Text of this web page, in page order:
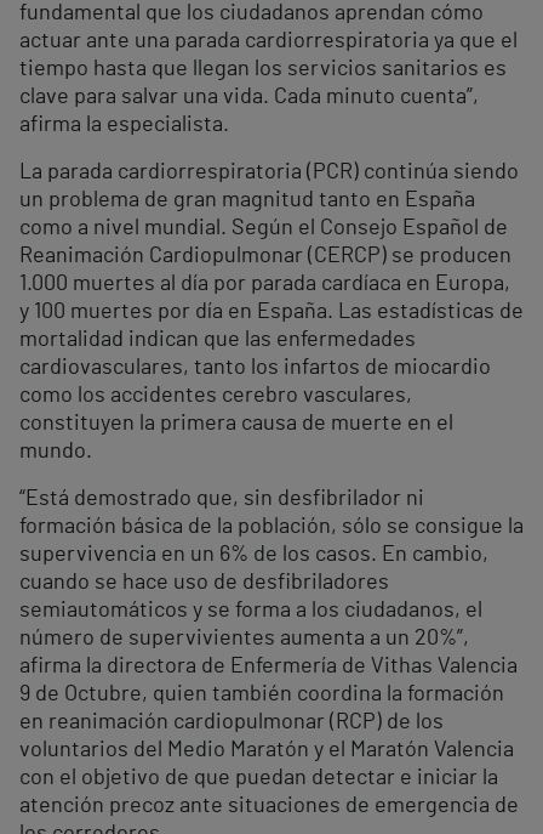
fundamental que los ciudadanos aprendan cómo
actuar ante una parada cardiorrespiratoria ya que el
tiempo hasta que llegan los servicios sanitarios es
clave para salvar una vida. Cada minuto cuenta”,
afirma la especialista.
La parada cardiorrespiratoria (PCR) continúa siendo
un problema de gran magnitud tanto en España
como a nivel mundial. Según el Consejo Español de
Reanimación Cardiopulmonar (CERCP) se producen
1.000 muertes al día por parada cardíaca en Europa,
y 100 muertes por día en España. Las estadísticas de
mortalidad indican que las enfermedades
cardiovasculares, tanto los infartos de miocardio
como los accidentes cerebro vasculares,
constituyen la primera causa de muerte en el
mundo.
“Está demostrado que, sin desfibrilador ni
formación básica de la población, sólo se consigue la
supervivencia en un 6% de los casos. En cambio,
cuando se hace uso de desfibriladores
semiautomáticos y se forma a los ciudadanos, el
número de supervivientes aumenta a un 20%”,
afirma la directora de Enfermería de Vithas Valencia
9 de Octubre, quien también coordina la formación
en reanimación cardiopulmonar (RCP) de los
voluntarios del Medio Maratón y el Maratón Valencia
con el objetivo de que puedan detectar e iniciar la
atención precoz ante situaciones de emergencia de